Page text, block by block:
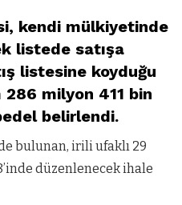
kendi mülkiyetinde
listede satışa
listesine koyduğu
milyon 411 bin
belirlendi.
bulunan, irili ufaklı 29
düzenlenecek ihale